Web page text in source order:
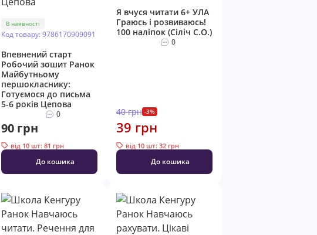
В наявності
Код товару: 9786170909091
Впевнений старт
Робочий зошит Ранок
Майбутньому
першокласнику:
Готуємося до письма
5-6 років Цепова
0
90 грн
від 10 шт: 81 грн
До кошика
Я вчуся читати 6+ УЛА
Граюсь і розвиваюсь!
100 наліпок (Сіліч С.О.)
0
40 грн -3%
39 грн
від 10 шт: 32 грн
До кошика